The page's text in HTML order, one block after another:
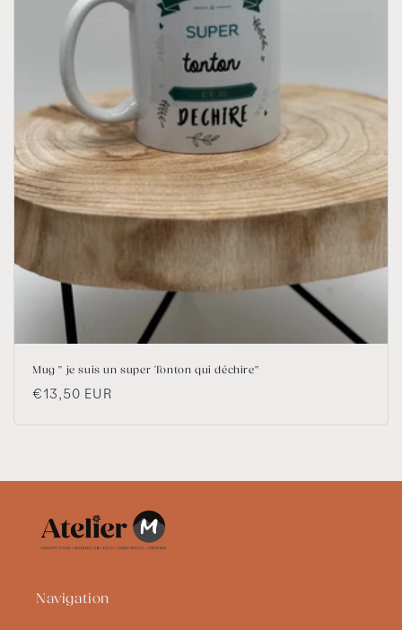
Mug " je suis un super Tonton qui déchire"
Prix
€13,50 EUR
Navigation